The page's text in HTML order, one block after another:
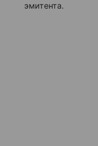
эмитента.